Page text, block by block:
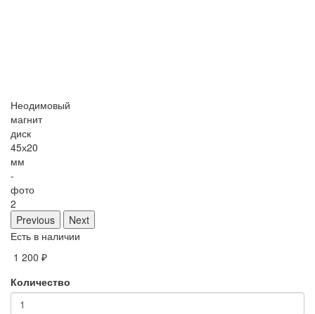
Неодимовый
магнит
диск
45х20
мм
-
фото
2
Previous
Next
Есть в наличии
1 200 ₽
Количество